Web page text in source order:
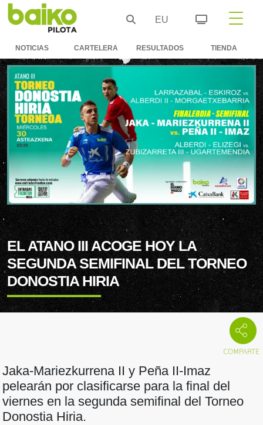
EU
NOTICIAS CARTELERA RESULTADOS TIENDA
EL ATANO III ACOGE HOY LA
SEGUNDA SEMIFINAL DEL TORNEO
DONOSTIA HIRIA
Jaka-Mariezkurrena II y Peña II-Imaz
pelearán por clasificarse para la final del
viernes en la segunda semifinal del Torneo
Donostia Hiria.